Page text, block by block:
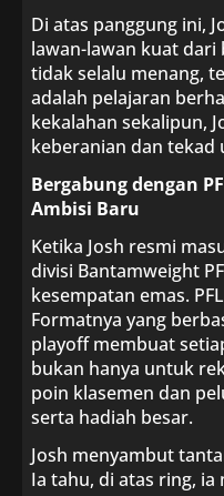
Di atas panggung ini,
lawan-lawan kuat dari
tidak selalu menang,
adalah pelajaran
kekalahan sekalipun,
keberanian dan
Bergabung dengan
Ambisi Baru
Ketika Josh resmi
divisi Bantamweight
kesempatan emas.
Formatnya yang
playoff membuat
bukan hanya untuk
poin klasemen dan
serta hadiah besar.
Josh menyambut
Ia tahu, di atas ring,